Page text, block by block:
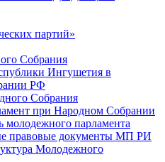
партий»
Собрания
Ингушетия в
РФ
Собрания
при Народном Собрании
молодежного парламента
правовые документы МП РИ
Молодежного